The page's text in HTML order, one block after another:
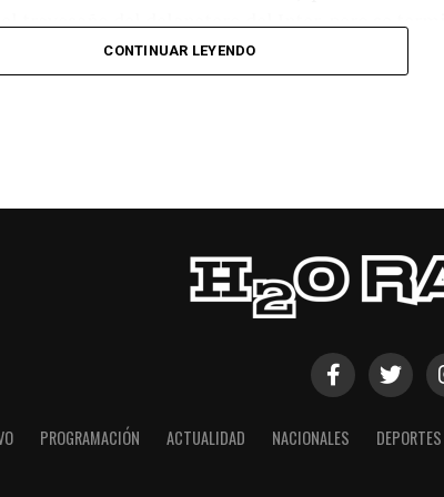
travesaño del delanatero del Inter, pero se
CONTINUAR LEYENDO
PROGRAMACIÓN ACTUALIDAD NACIONALES DEPORTES